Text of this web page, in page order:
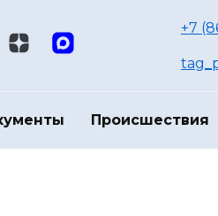
+7
Происшествия